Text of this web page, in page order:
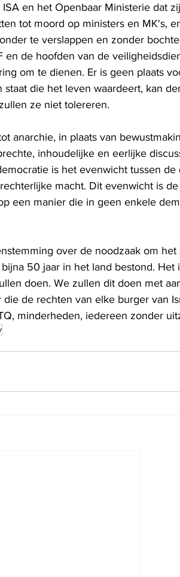
en het Openbaar Ministerie dat
tot moord op ministers en MK's,
te verslappen en zonder
en de hoofden van de
om te dienen. Er is geen plaats
die het leven waardeert, kan
ze niet tolereren.
anarchie, in plaats van
inhoudelijke en eerlijke
is het evenwicht tussen
macht. Dit evenwicht is
een manier die in geen enkele
over de noodzaak om
50 jaar in het land bestond. Het
doen. We zullen dit doen met
de rechten van elke burger van
minderheden, iedereen zonder